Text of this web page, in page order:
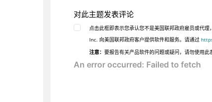
对此主题发表评论
点击此框即表示您承认您不是美国联邦政府雇员或代
Inc. 向美国联邦政府客户提供软件和服务。请通过
注意：要报告有关产品软件的问题或疑问，请勿使用此